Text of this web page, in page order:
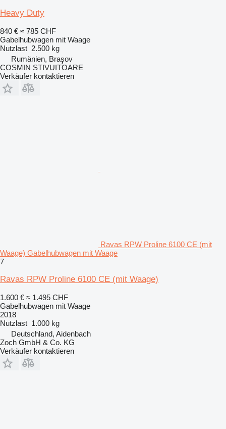
Heavy Duty
840 € ≈ 785 CHF
Gabelhubwagen mit Waage
Nutzlast 2.500 kg
Rumänien, Braşov
COSMIN STIVUITOARE
Verkäufer kontaktieren
Ravas RPW Proline 6100 CE (mit
Waage) Gabelhubwagen mit Waage
7
Ravas RPW Proline 6100 CE (mit Waage)
1.600 € ≈ 1.495 CHF
Gabelhubwagen mit Waage
2018
Nutzlast 1.000 kg
Deutschland, Aidenbach
Zoch GmbH & Co. KG
Verkäufer kontaktieren